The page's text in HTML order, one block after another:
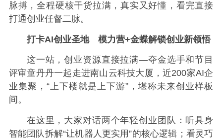
脉搏，全程硬核干货拉满，真实又好懂，看完直接
打通创业任督二脉。
打卡AI创业圣地 模力营+金蝶解锁创业新领悟
这一站，创业资源直接拉满—夺金选手和节目
评审童丹丹一起走进南山云科技大厦，近200家AI企
业集聚，“上下楼就是上下游”，堪称未来创业样板
间。
在这里，大家对话两个年轻创业团队：听具身
智能团队拆解“让机器人更实用”的核心逻辑；看灵巧